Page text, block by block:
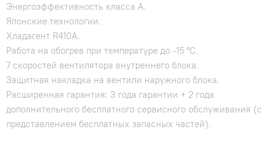
Энергоэффективность класса А.
Японские технологии.
Хладагент R410А.
Работа на обогрев при температуре до -15 °С.
7 скоростей вентилятора внутреннего блока.
Защитная накладка на вентили наружного блока.
Расширенная гарантия: 3 года гарантии + 2 года
дополнительного бесплатного сервисного обслуживания (с
представлением бесплатных запасных частей).